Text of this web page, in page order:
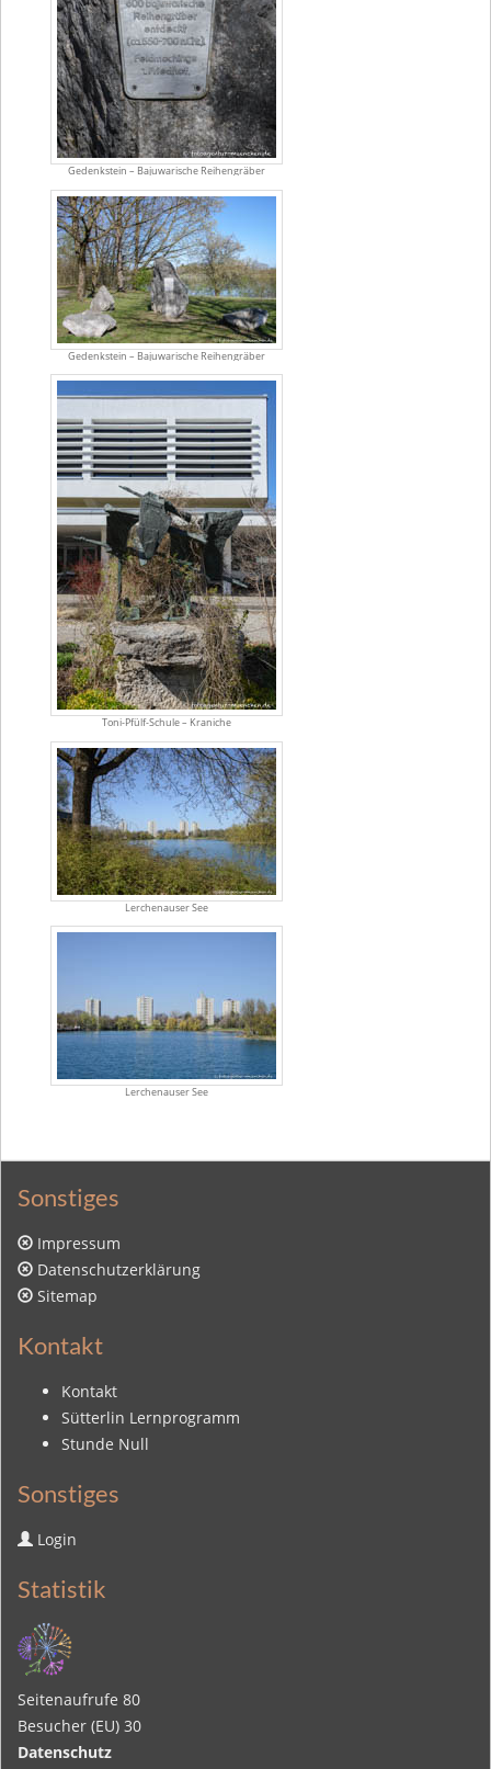
Gedenkstein – Bajuwarische Reihengräber
Gedenkstein – Bajuwarische Reihengräber
Toni-Pfülf-Schule – Kraniche
Lerchenauser See
Lerchenauser See
Sonstiges
Impressum
Datenschutzerklärung
Sitemap
Kontakt
Kontakt
Sütterlin Lernprogramm
Stunde Null
Sonstiges
Login
Statistik
Seitenaufrufe 80
Besucher (EU) 30
Datenschutz